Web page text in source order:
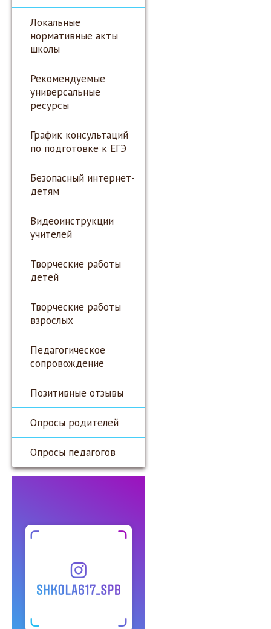
Локальные
нормативные акты
школы
Рекомендуемые
универсальные
ресурсы
График консультаций
по подготовке к ЕГЭ
Безопасный интернет-
детям
Видеоинструкции
учителей
Творческие работы
детей
Творческие работы
взрослых
Педагогическое
сопровождение
Позитивные отзывы
Опросы родителей
Опросы педагогов